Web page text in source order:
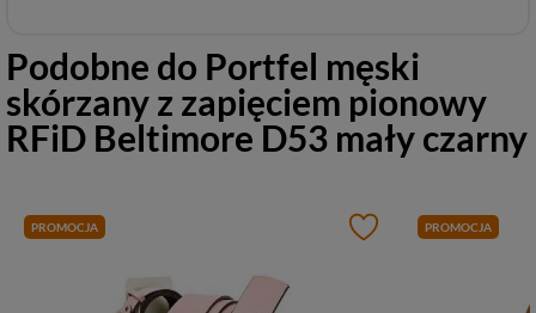
Podobne do Portfel męski
skórzany z zapięciem pionowy
RFiD Beltimore D53 mały czarny
PROMOCJA PROMOCJA